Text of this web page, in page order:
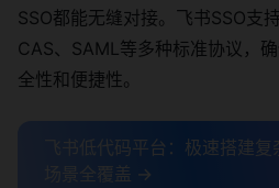
SSO都能无缝对接。飞书SSO支
CAS、SAML等多种标准协议，
全性和便捷性。
飞书低代码平台：极速搭建复
场景全覆盖 →